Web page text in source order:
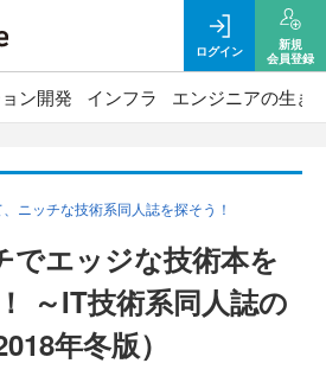
ログイン
新規
会員登録
ン開発 インフラ エンジニアの生き
ニッチな技術系同人誌を探そう！
でエッジな技術本を
～IT技術系同人誌の
年冬版）